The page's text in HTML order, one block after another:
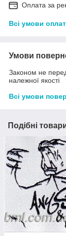
Оплата за
Всі умови
Умови
Законом не
належної якості
Всі умови
Подібні